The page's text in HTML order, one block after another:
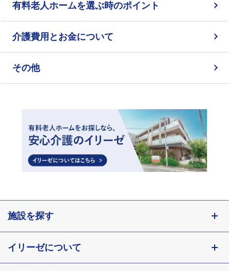
有料老人ホームを選ぶ時のポイント
介護費用とお金について
その他
施設を探す
東京都
イリーゼについて